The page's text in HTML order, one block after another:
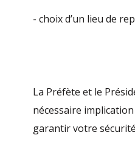
- choix d’un lieu de
La Préfète et le
nécessaire
garantir votre